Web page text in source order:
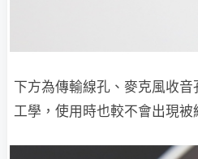
下方為傳輸線孔、麥克風收
工學，使用時也較不會出現被